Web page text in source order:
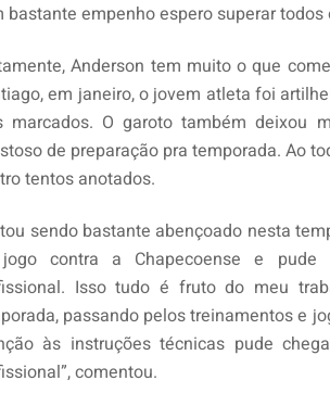
bastante empenho espero superar todos
Anderson tem muito o que
em janeiro, o jovem atleta foi
marcados. O garoto também deixou
de preparação pra temporada. Ao
tentos anotados.
sendo bastante abençoado nesta
contra a Chapecoense e pude
Isso tudo é fruto do meu
passando pelos treinamentos e
às instruções técnicas pude
comentou.